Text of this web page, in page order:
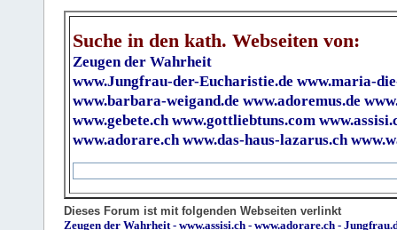
Suche in den kath. Webseiten von:
Zeugen der Wahrheit
www.Jungfrau-der-Eucharistie.de www.maria-
www.barbara-weigand.de www.adoremus.de
www.gebete.ch www.gottliebtuns.com
www.adorare.ch www.das-haus-lazarus.ch
Dieses Forum ist mit folgenden Webseiten verlinkt
Zeugen der Wahrheit- www.assisi.ch - www.adorare.ch -